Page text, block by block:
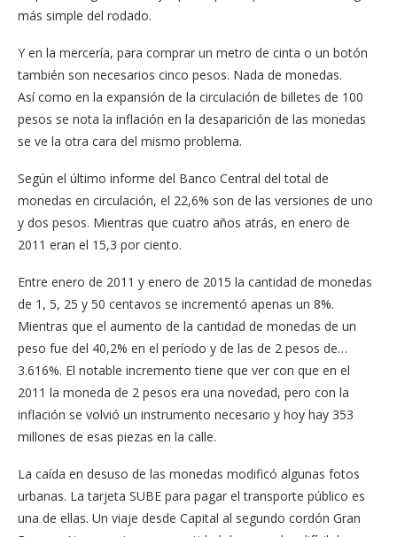
más simple del rodado.
Y en la mercería, para comprar un metro de cinta o un botón
también son necesarios cinco pesos. Nada de monedas.
Así como en la expansión de la circulación de billetes de 100
pesos se nota la inflación en la desaparición de las monedas
se ve la otra cara del mismo problema.
Según el último informe del Banco Central del total de
monedas en circulación, el 22,6% son de las versiones de uno
y dos pesos. Mientras que cuatro años atrás, en enero de
2011 eran el 15,3 por ciento.
Entre enero de 2011 y enero de 2015 la cantidad de monedas
de 1, 5, 25 y 50 centavos se incrementó apenas un 8%.
Mientras que el aumento de la cantidad de monedas de un
peso fue del 40,2% en el período y de las de 2 pesos de…
3.616%. El notable incremento tiene que ver con que en el
2011 la moneda de 2 pesos era una novedad, pero con la
inflación se volvió un instrumento necesario y hoy hay 353
millones de esas piezas en la calle.
La caída en desuso de las monedas modificó algunas fotos
urbanas. La tarjeta SUBE para pagar el transporte público es
una de ellas. Un viaje desde Capital al segundo cordón Gran